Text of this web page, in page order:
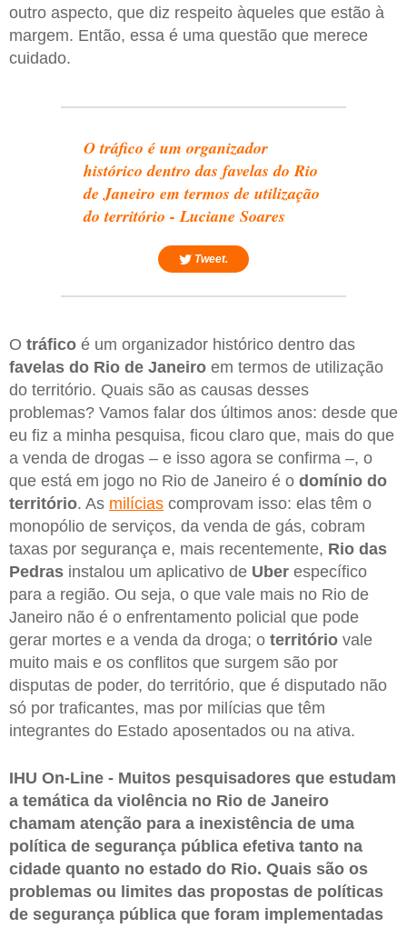
outro aspecto, que diz respeito àqueles que estão à
margem. Então, essa é uma questão que merece
cuidado.
O tráfico é um organizador
histórico dentro das favelas do Rio
de Janeiro em termos de utilização
do território - Luciane Soares
Tweet.
O tráfico é um organizador histórico dentro das
favelas do Rio de Janeiro em termos de utilização
do território. Quais são as causas desses
problemas? Vamos falar dos últimos anos: desde que
eu fiz a minha pesquisa, ficou claro que, mais do que
a venda de drogas – e isso agora se confirma –, o
que está em jogo no Rio de Janeiro é o domínio do
território. As milícias comprovam isso: elas têm o
monopólio de serviços, da venda de gás, cobram
taxas por segurança e, mais recentemente, Rio das
Pedras instalou um aplicativo de Uber específico
para a região. Ou seja, o que vale mais no Rio de
Janeiro não é o enfrentamento policial que pode
gerar mortes e a venda da droga; o território vale
muito mais e os conflitos que surgem são por
disputas de poder, do território, que é disputado não
só por traficantes, mas por milícias que têm
integrantes do Estado aposentados ou na ativa.
IHU On-Line - Muitos pesquisadores que estudam
a temática da violência no Rio de Janeiro
chamam atenção para a inexistência de uma
política de segurança pública efetiva tanto na
cidade quanto no estado do Rio. Quais são os
problemas ou limites das propostas de políticas
de segurança pública que foram implementadas